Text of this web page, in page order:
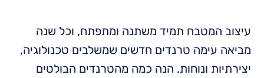
עיצוב המטבח תמיד משתנה ומתפתח, וכל שנה
מביאה עימה טרנדים חדשים שמשלבים טכנולוגיה,
יצירתיות ונוחות. הנה כמה מהטרנדים הבולטים